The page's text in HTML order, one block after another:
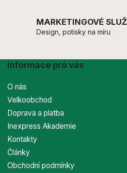
MARKETINGOVÉ
Design, potisky na míru
Informace pro vás
O nás
Velkoobchod
Doprava a platba
Inexpress Akademie
Kontakty
Články
Obchodní podmínky